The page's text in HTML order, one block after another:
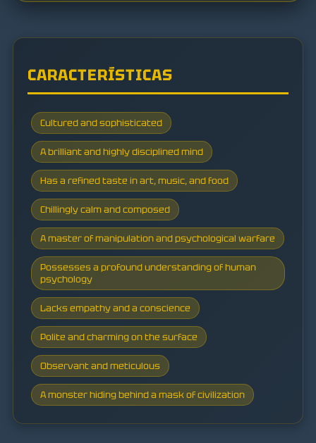
CARACTERÍSTICAS
Cultured and sophisticated
A brilliant and highly disciplined mind
Has a refined taste in art, music, and food
Chillingly calm and composed
A master of manipulation and psychological warfare
Possesses a profound understanding of human
psychology
Lacks empathy and a conscience
Polite and charming on the surface
Observant and meticulous
A monster hiding behind a mask of civilization